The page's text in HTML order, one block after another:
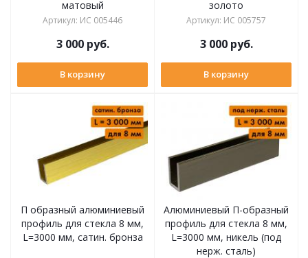
матовый
Артикул: ИС 005446
3 000руб.
В корзину
золото
Артикул: ИС 005757
3 000руб.
В корзину
П образный алюминиевый
профиль для стекла 8 мм,
L=3000 мм, сатин. бронза
Алюминиевый П-образный
профиль для стекла 8 мм,
L=3000 мм, никель (под
нерж. сталь)